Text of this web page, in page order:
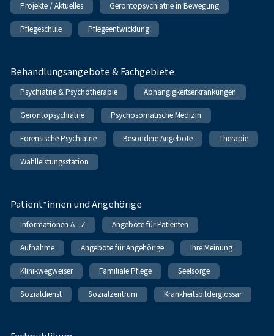
Projekte / Aktuelles Gerontopsychiatrie in Bewegung
Pflegeschule Pflegeentwicklung
Behandlungsangebote & Fachgebiete
Psychiatrie & Psychotherapie Abhängigkeitserkrankungen
Gerontopsychiatrie Psychosomatische Medizin
Forensische Psychiatrie Besondere Angebote Therapie
Wahlleistungsstation
Patient*innen und Angehörige
Informationen A - Z Angebote für Patienten
Aufnahme Angebote für Angehörige Ihre Meinung
Klinikwegweiser Familiale Pflege Seelsorge
Sozialdienst Sozialzentrum Krankheitsbilderglossar